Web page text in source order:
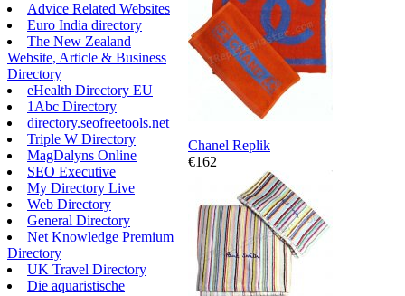
Advice Related Websites
Euro India directory
The New Zealand
Website, Article & Business
Directory
eHealth Directory EU
1Abc Directory
directory.seofreetools.net
Triple W Directory
MagDalyns Online
SEO Executive
My Directory Live
Web Directory
General Directory
Net Knowledge Premium
Directory
UK Travel Directory
Die aquaristische
Chanel Replik
€162